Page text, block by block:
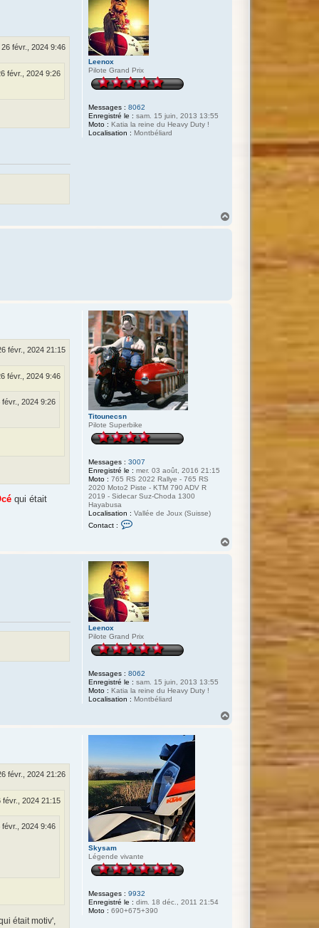
Leenox
Pilote Grand Prix
Messages : 8062
Enregistré le : sam. 15 juin, 2013 13:55
Moto : Katia la reine du Heavy Duty !
Localisation : Montbéliard
26 févr., 2024 9:46
févr., 2024 9:26
Titounecsn
Pilote Superbike
Messages : 3007
Enregistré le : mer. 03 août, 2016 21:15
Moto : 765 RS 2022 Rallye - 765 RS
2020 Moto2 Piste - KTM 790 ADV R
2019 - Sidecar Suz-Choda 1300
Hayabusa
Localisation : Vallée de Joux (Suisse)
Contact :
a
c
t
e
r
T
i
t
o
n
e
c
n
févr., 2024 21:15
févr., 2024 9:46
févr., 2024 9:26
qui était
Leenox
Pilote Grand Prix
Messages : 8062
Enregistré le : sam. 15 juin, 2013 13:55
Moto : Katia la reine du Heavy Duty !
Localisation : Montbéliard
Skysam
Légende vivante
Messages : 9932
Enregistré le : dim. 18 déc., 2011 21:54
Moto : 690+675+390
févr., 2024 21:26
févr., 2024 21:15
févr., 2024 9:46
était motiv',